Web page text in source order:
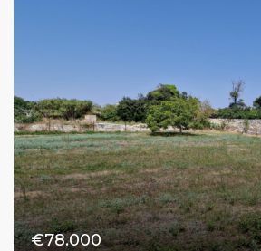
€78.000